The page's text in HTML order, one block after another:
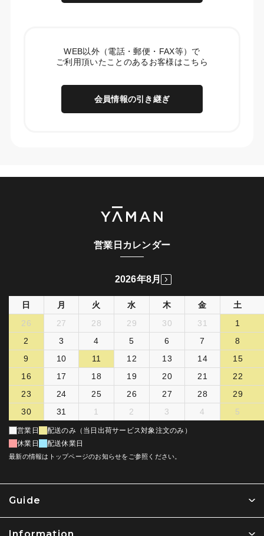
WEB以外（電話・郵便・FAX等）で
ご利用頂いたことのあるお客様はこちら
会員情報の引き継ぎ
Guide
Information
営業日カレンダー
2026年8月
日 月 火 水 木 金
土
26
27 28 29 30 31
1
2
3 4 5 6 7
8
9
10 11 12 13 14
15
16
17 18 19 20 21
22
23
24 25 26 27 28
29
30
31 1 2 3 4 5
営業日
配送のみ（当日出荷サービス対象注文のみ）
休業日
配送休業日
最新の情報はトップページのお知らせをご参照ください。